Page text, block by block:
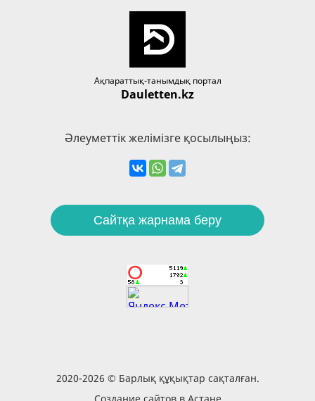
Ақпараттық-танымдық портал
Dauletten.kz
Әлеуметтік желімізге қосылыңыз:
Сайтқа жарнама беру
2020-2026 © Барлық құқықтар сақталған.